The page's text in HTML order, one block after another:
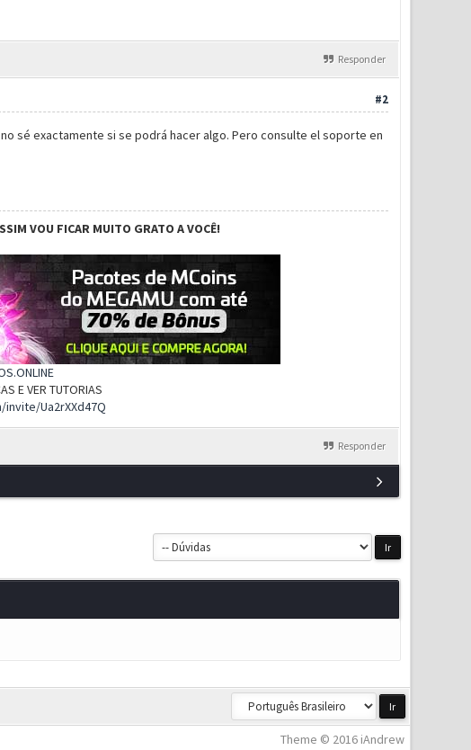
Responder
#2
sé exactamente si se podrá hacer algo. Pero consulte el soporte en
VOU FICAR MUITO GRATO A VOCÊ!
E VER TUTORIAS
Ua2rXXd47Q
Responder
Theme © 2016 iAndrew